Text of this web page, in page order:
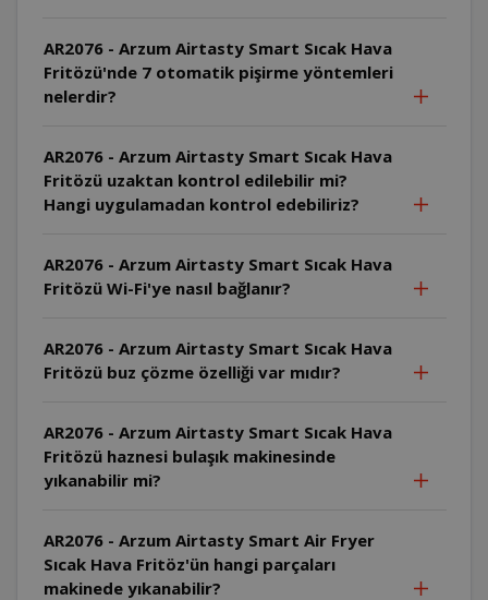
AR2076 - Arzum Airtasty Smart Sıcak Hava
Fritözü'nde 7 otomatik pişirme yöntemleri
nelerdir?
AR2076 - Arzum Airtasty Smart Sıcak Hava
Fritözü uzaktan kontrol edilebilir mi?
Hangi uygulamadan kontrol edebiliriz?
AR2076 - Arzum Airtasty Smart Sıcak Hava
Fritözü Wi-Fi'ye nasıl bağlanır?
AR2076 - Arzum Airtasty Smart Sıcak Hava
Fritözü buz çözme özelliği var mıdır?
AR2076 - Arzum Airtasty Smart Sıcak Hava
Fritözü haznesi bulaşık makinesinde
yıkanabilir mi?
AR2076 - Arzum Airtasty Smart Air Fryer
Sıcak Hava Fritöz'ün hangi parçaları
makinede yıkanabilir?